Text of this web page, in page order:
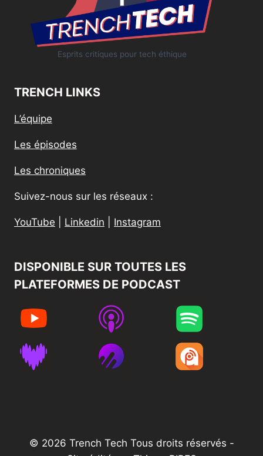
Esprits critiques pour tech éthique
TRENCH LINKS
L’équipe
Les épisodes
Les chroniques
Suivez-nous sur les réseaux :
YouTube Linkedin Instagram
DISPONIBLE SUR TOUTES LES
PLATEFORMES DE PODCAST​
© 2026 Trench Tech Tous droits réservés -